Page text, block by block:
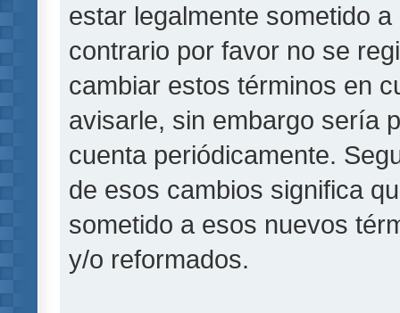
estar legalmente sometido
contrario por favor no se
cambiar estos términos en
avisarle, sin embargo sería
cuenta periódicamente.
de esos cambios significa
sometido a esos nuevos
y/o reformados.